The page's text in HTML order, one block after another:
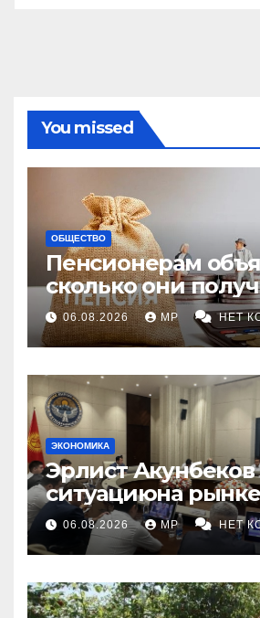
You missed
ОБЩЕСТВО
Пенсионерам
сколько они
индексации
06.08.2026 MP НЕТ
ЭКОНОМИКА
Эрлист
ситуациюна
топливными
06.08.2026 MP НЕТ